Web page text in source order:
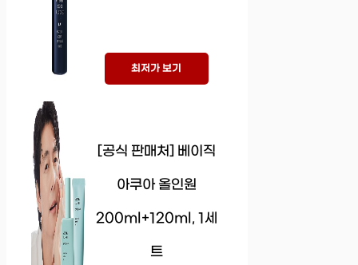
최저가 보기
[공식 판매처] 베이직
아쿠아 올인원
200ml+120ml, 1세
트